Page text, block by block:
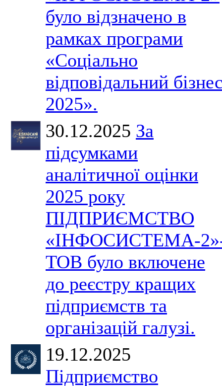
було відзначено в
рамках програми
«Соціально
відповідальний
2025».
30.12.2025 За
підсумками
аналітичної оцінки
2025 року
ПІДПРИЄМСТВО
«ІНФОСИСТЕМА-
ТОВ було включене
до реєстру кращих
підприємств та
організацій галузі.
19.12.2025
Підприємство